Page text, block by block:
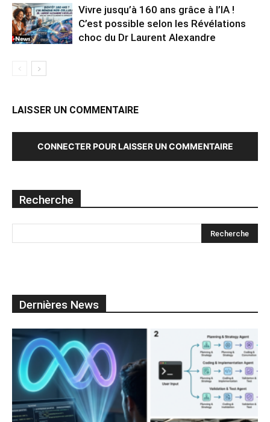
Vivre jusqu’à 160 ans grâce à l’IA !
C’est possible selon les Révélations
choc du Dr Laurent Alexandre
LAISSER UN COMMENTAIRE
CONNECTER POUR LAISSER UN COMMENTAIRE
Recherche
Dernières News